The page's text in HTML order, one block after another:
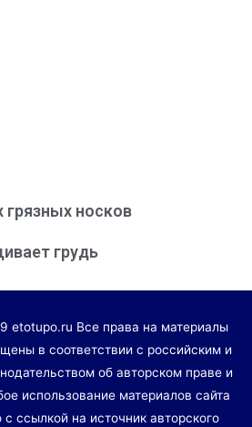
грязных носков
грудь
etotupo.ru Все права на материалы
в соответствии с российским и
об авторском праве и
использование материалов сайта
с ссылкой на источник авторского